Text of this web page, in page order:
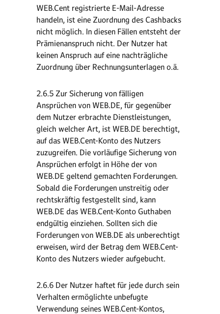
WEB.Cent registrierte E-Mail-Adresse
handeln, ist eine Zuordnung des Cashbacks
nicht möglich. In diesen Fällen entsteht der
Prämienanspruch nicht. Der Nutzer hat
keinen Anspruch auf eine nachträgliche
Zuordnung über Rechnungsunterlagen o.ä.
2.6.5 Zur Sicherung von fälligen
Ansprüchen von WEB.DE, für gegenüber
dem Nutzer erbrachte Dienstleistungen,
gleich welcher Art, ist WEB.DE berechtigt,
auf das WEB.Cent-Konto des Nutzers
zuzugreifen. Die vorläufige Sicherung von
Ansprüchen erfolgt in Höhe der von
WEB.DE geltend gemachten Forderungen.
Sobald die Forderungen unstreitig oder
rechtskräftig festgestellt sind, kann
WEB.DE das WEB.Cent-Konto Guthaben
endgültig einziehen. Sollten sich die
Forderungen von WEB.DE als unberechtigt
erweisen, wird der Betrag dem WEB.Cent-
Konto des Nutzers wieder aufgebucht.
2.6.6 Der Nutzer haftet für jede durch sein
Verhalten ermöglichte unbefugte
Verwendung seines WEB.Cent-Kontos,